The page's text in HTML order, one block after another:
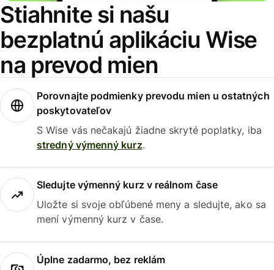
Stiahnite si našu
bezplatnú aplikáciu Wise
na prevod mien
Porovnajte podmienky prevodu mien u ostatných
poskytovateľov
S Wise vás nečakajú žiadne skryté poplatky, iba
stredný výmenný kurz.
Sledujte výmenný kurz v reálnom čase
Uložte si svoje obľúbené meny a sledujte, ako sa
mení výmenný kurz v čase.
Úplne zadarmo, bez reklám